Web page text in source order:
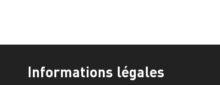
Informations légales